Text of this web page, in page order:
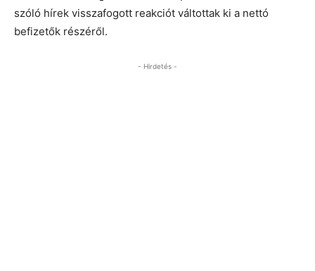
szóló hírek visszafogott reakciót váltottak ki a nettó
befizetők részéről.
- Hirdetés -